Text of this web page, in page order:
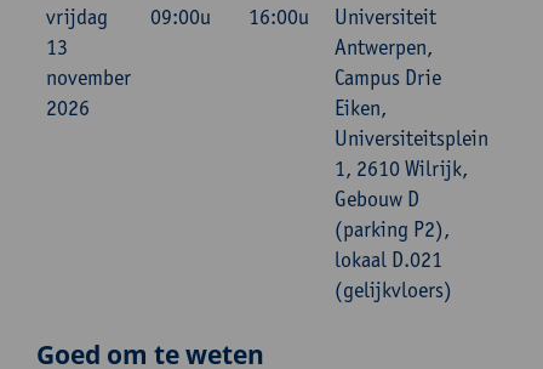
vrijdag
13
november
2026
09:00u 16:00u
Universiteit
Antwerpen,
Campus Drie
Eiken,
Universiteitsplein
1, 2610 Wilrijk,
Gebouw D
(parking P2),
lokaal D.021
(gelijkvloers)
Goed om te weten